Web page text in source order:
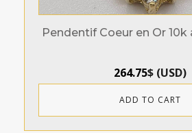
Pendentif Coeur en Or 10k
264.75$(USD)
ADD TO CART